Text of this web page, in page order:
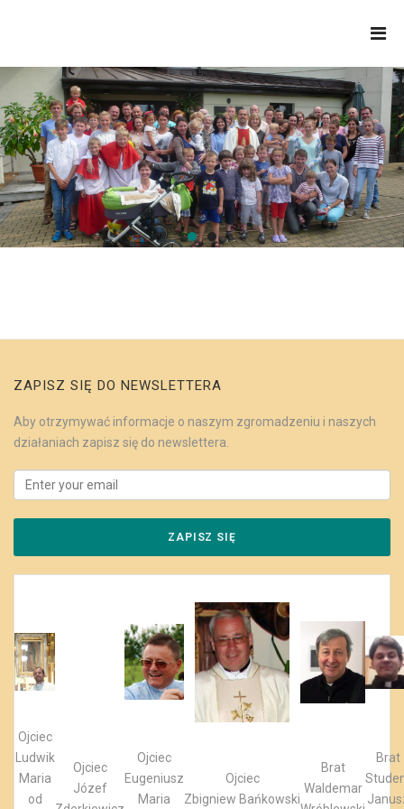
ZAPISZ SIĘ DO NEWSLETTERA
Aby otrzymywać informacje o naszym zgromadzeniu i naszych
działaniach zapisz się do newslettera.
Ojciec
Ludwik
Maria
od
Ojciec
Józef
Ojciec
Eugeniusz
Maria
Ojciec
Zbigniew Bańkowski
Brat
Waldemar
Brat